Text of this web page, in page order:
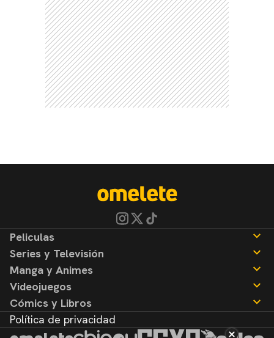
Peliculas
Noticias
Reseñas
Series y Televisión
Noticias
Reseñas
Manga y Animes
Noticias
Reseñas
Videojuegos
Noticias
Reseñas
Cómics y Libros
Noticias
Política de privacidad